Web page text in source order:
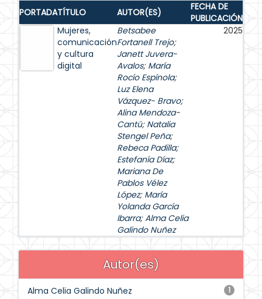
PORTADATÍTULO AUTOR(ES)
FECHA DE
PUBLICACIÓN
Mujeres,
comunicación
y cultura
digital
Betsabee
Fortanell Trejo;
Janett Juvera-
Avalos; María
Rocío Espínola;
Luz Elena
Vázquez- Bravo;
Alina Mendoza-
Cantú; Natalia
Stengel Peña;
Rebeca Padilla;
Estefanía Díaz;
Mariana De
Pablos Vélez
López; María
Yolanda García
Ibarra;Alma Celia
Galindo Nuñez
2025
Autor(es)
1
Alma Celia Galindo Nuñez